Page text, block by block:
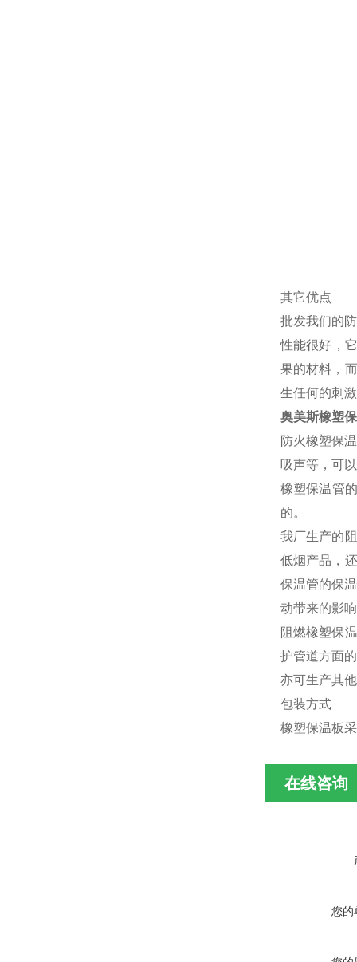
其它优点
批发我们的
性能很好，
果的材料，
生任何的刺
奥美斯橡塑
防火橡塑保
吸声等，可
橡塑保温管
的。
我厂生产的
低烟产品，
保温管的保
动带来的影
阻燃橡塑保
护管道方面
亦可生产其
包装方式
橡塑保温板
在线咨询
您的